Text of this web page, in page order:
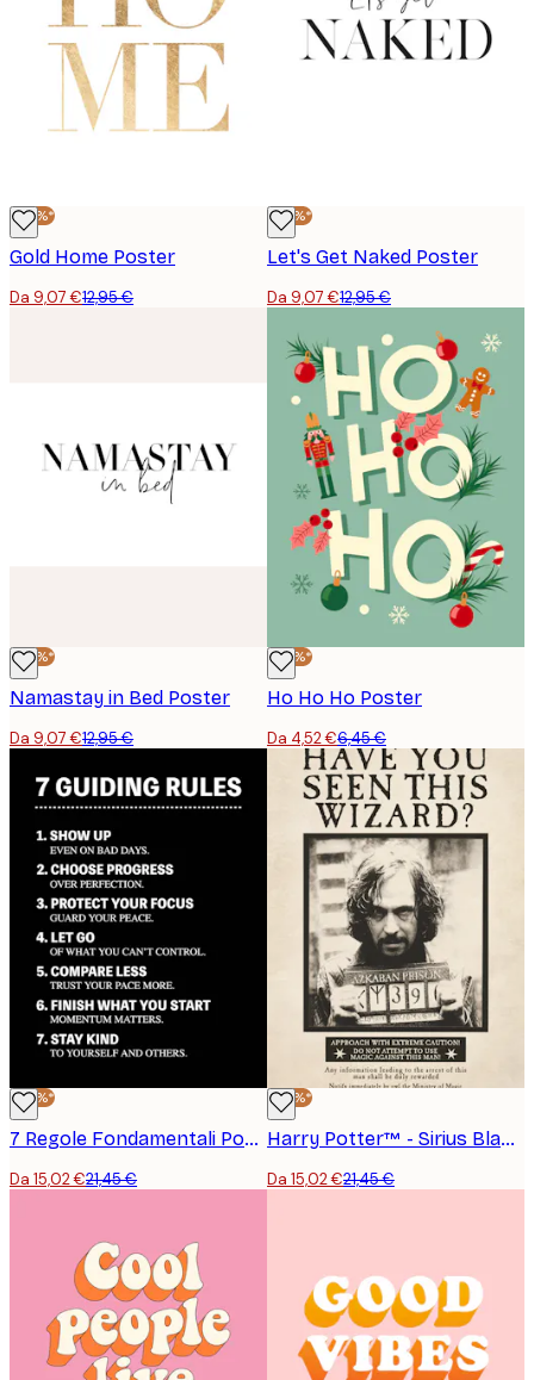
-30%*
Gold Home Poster
Da 9,07 €12,95 €
-30%*
Let's Get Naked Poster
Da 9,07 €12,95 €
-30%*
Namastay in Bed Poster
Da 9,07 €12,95 €
-30%*
Ho Ho Ho Poster
Da 4,52 €6,45 €
-30%*
7 Regole Fondamentali Poster
Da 15,02 €21,45 €
-30%*
Harry Potter™ - Sirius Black Poster
Da 15,02 €21,45 €